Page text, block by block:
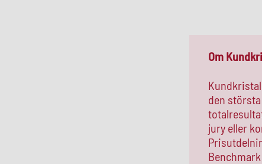
Om
den
jury eller